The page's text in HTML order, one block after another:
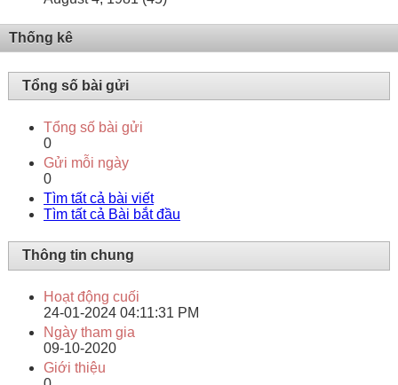
Thống kê
Tổng số bài gửi
Tổng số bài gửi
0
Gửi mỗi ngày
0
Tìm tất cả bài viết
Tìm tất cả Bài bắt đầu
Thông tin chung
Hoạt động cuối
24-01-2024 04:11:31 PM
Ngày tham gia
09-10-2020
Giới thiệu